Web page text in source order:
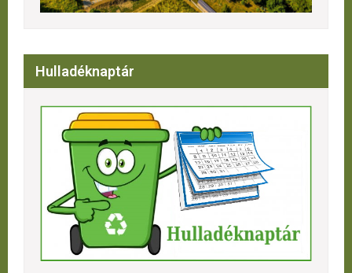
Hulladéknaptár